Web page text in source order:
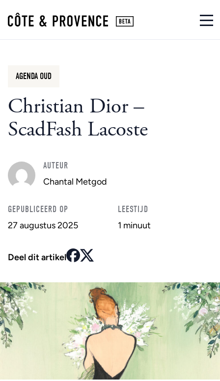
Christian Dior –
ScadFash Lacoste
AGENDA OUD
AUTEUR
Chantal Metgod
GEPUBLICEERD OP
27 augustus 2025
LEESTIJD
1 minuut
Deel dit artikel